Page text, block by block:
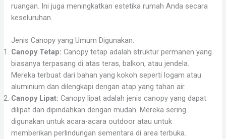
ruangan. Ini juga meningkatkan estetika rumah Anda secara
keseluruhan.
Jenis Canopy yang Umum Digunakan:
Canopy Tetap: Canopy tetap adalah struktur permanen yang
biasanya terpasang di atas teras, balkon, atau jendela.
Mereka terbuat dari bahan yang kokoh seperti logam atau
aluminium dan dilengkapi dengan atap yang tahan air.
Canopy Lipat: Canopy lipat adalah jenis canopy yang dapat
dilipat dan dipindahkan dengan mudah. Mereka sering
digunakan untuk acara-acara outdoor atau untuk
memberikan perlindungan sementara di area terbuka.